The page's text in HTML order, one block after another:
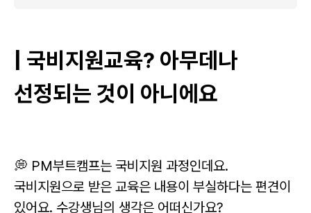
| 국비지원교육? 아무데나
선정되는 것이 아니에요
💭 PM부트캠프는 국비지원 과정인데요.
국비지원으로 받은 교육은 내용이 부실하다는 편견이
있어요. 수강생님의 생각은 어떠신가요?